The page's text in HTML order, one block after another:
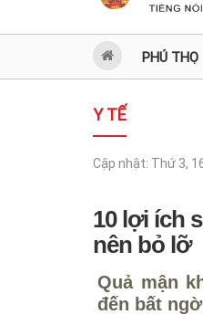
PHÚ THỌ
Y TẾ
Cập nhật: Thứ 3,
10 lợi ích
nên bỏ lỡ
Quả mận
đến bất